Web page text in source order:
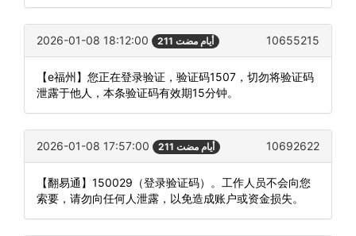
2026-01-08 18:12:00 211 أيام مضت 10655215
【e福州】您正在登录验证，验证码1507，切勿将验证码
泄露于他人，本条验证码有效期15分钟。
2026-01-08 17:57:00 211 أيام مضت 10692622
【翻易通】150029（登录验证码）。工作人员不会向您
索要，请勿向任何人泄露，以免造成账户或资金损失。